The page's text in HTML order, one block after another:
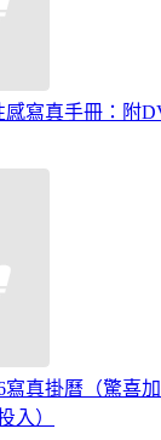
寫真手冊：附
真掛曆（驚喜
入）